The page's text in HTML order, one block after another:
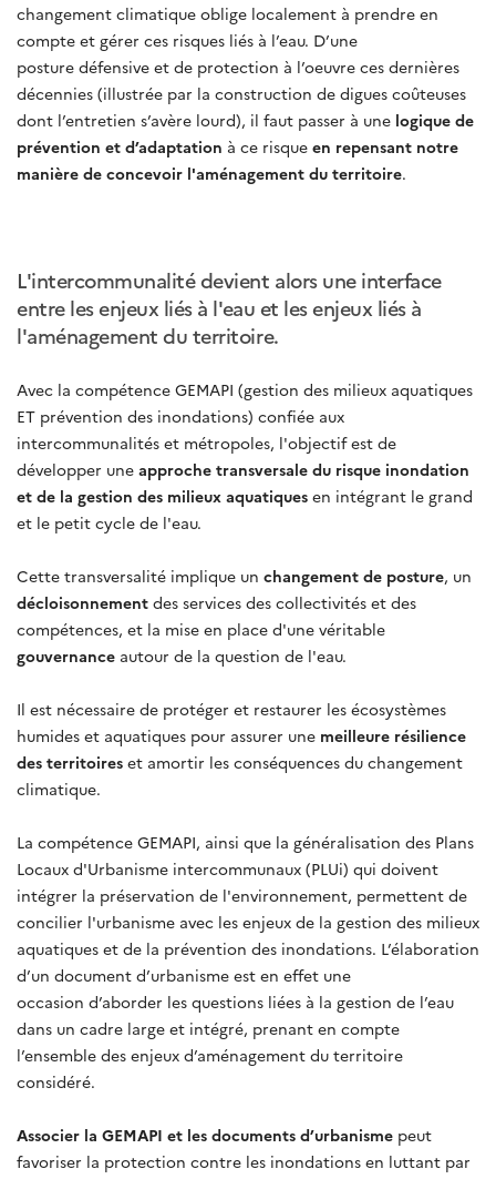
changement climatique oblige localement à prendre en
compte et gérer ces risques liés à l’eau. D’une
posture défensive et de protection à l’oeuvre ces dernières
décennies (illustrée par la construction de digues coûteuses
dont l’entretien s’avère lourd), il faut passer à une logique de
prévention et d’adaptation à ce risque en repensant notre
manière de concevoir l'aménagement du territoire.
L'intercommunalité devient alors une interface
entre les enjeux liés à l'eau et les enjeux liés à
l'aménagement du territoire.
Avec la compétence GEMAPI (gestion des milieux aquatiques
ET prévention des inondations) confiée aux
intercommunalités et métropoles, l'objectif est de
développer une approche transversale du risque inondation
et de la gestion des milieux aquatiques en intégrant le grand
et le petit cycle de l'eau.
Cette transversalité implique un changement de posture, un
décloisonnement des services des collectivités et des
compétences, et la mise en place d'une véritable
gouvernance autour de la question de l'eau.
Il est nécessaire de protéger et restaurer les écosystèmes
humides et aquatiques pour assurer une meilleure résilience
des territoires et amortir les conséquences du changement
climatique.
La compétence GEMAPI, ainsi que la généralisation des Plans
Locaux d'Urbanisme intercommunaux (PLUi) qui doivent
intégrer la préservation de l'environnement, permettent de
concilier l'urbanisme avec les enjeux de la gestion des milieux
aquatiques et de la prévention des inondations. L’élaboration
d’un document d’urbanisme est en effet une
occasion d’aborder les questions liées à la gestion de l’eau
dans un cadre large et intégré, prenant en compte
l’ensemble des enjeux d’aménagement du territoire
considéré.
Associer la GEMAPI et les documents d’urbanisme peut
favoriser la protection contre les inondations en luttant par